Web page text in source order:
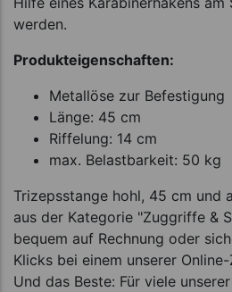
werden.
Produkteigenschaften:
Metallöse zur Befestigung
Länge: 45 cm
Riffelung: 14 cm
max. Belastbarkeit: 50 kg
Trizepsstange hohl, 45 cm und
aus der Kategorie "Zuggriffe &
bequem auf Rechnung oder
Klicks bei einem unserer
Und das Beste: Für viele